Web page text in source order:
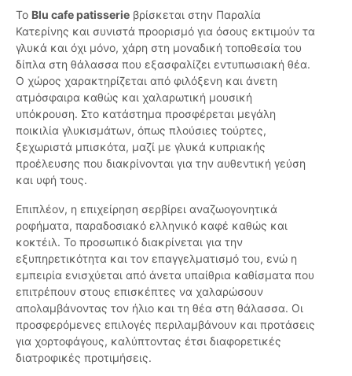
Το Blu cafe patisserie βρίσκεται στην Παραλία
Κατερίνης και συνιστά προορισμό για όσους εκτιμούν τα
γλυκά και όχι μόνο, χάρη στη μοναδική τοποθεσία του
δίπλα στη θάλασσα που εξασφαλίζει εντυπωσιακή θέα.
Ο χώρος χαρακτηρίζεται από φιλόξενη και άνετη
ατμόσφαιρα καθώς και χαλαρωτική μουσική
υπόκρουση. Στο κατάστημα προσφέρεται μεγάλη
ποικιλία γλυκισμάτων, όπως πλούσιες τούρτες,
ξεχωριστά μπισκότα, μαζί με γλυκά κυπριακής
προέλευσης που διακρίνονται για την αυθεντική γεύση
και υφή τους.
Επιπλέον, η επιχείρηση σερβίρει αναζωογονητικά
ροφήματα, παραδοσιακό ελληνικό καφέ καθώς και
κοκτέιλ. Το προσωπικό διακρίνεται για την
εξυπηρετικότητα και τον επαγγελματισμό του, ενώ η
εμπειρία ενισχύεται από άνετα υπαίθρια καθίσματα που
επιτρέπουν στους επισκέπτες να χαλαρώσουν
απολαμβάνοντας τον ήλιο και τη θέα στη θάλασσα. Οι
προσφερόμενες επιλογές περιλαμβάνουν και προτάσεις
για χορτοφάγους, καλύπτοντας έτσι διαφορετικές
διατροφικές προτιμήσεις.